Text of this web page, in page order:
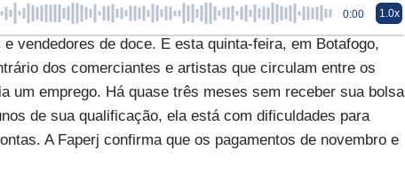
0:00 1.0x
vendedores de doce. E esta quinta-feira, em Botafogo,
dos comerciantes e artistas que circulam entre os
um emprego. Há quase três meses sem receber sua bolsa
de sua qualificação, ela está com dificuldades para
A Faperj confirma que os pagamentos de novembro e